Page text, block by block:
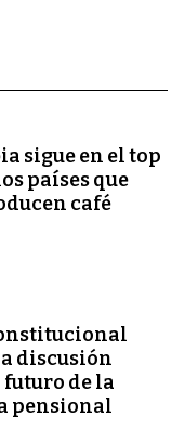
sigue en el top
países que
café
discusión
futuro de la
pensional